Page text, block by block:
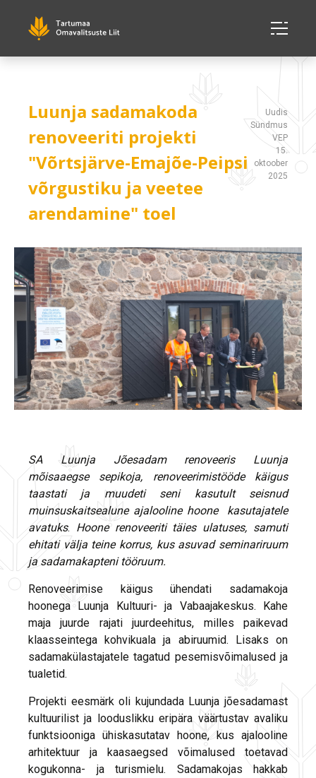
Luunja sadamakoda
renoveeriti projekti
"Võrtsjärve-Emajõe-Peipsi
võrgustiku ja veetee
arendamine" toel
Uudis
Sündmus
VEP
15.
oktoober
2025
SA Luunja Jõesadam renoveeris Luunja
mõisaaegse sepikoja, renoveerimistööde käigus
taastati ja muudeti seni kasutult seisnud
muinsuskaitsealune ajalooline hoone kasutajatele
avatuks. Hoone renoveeriti täies ulatuses, samuti
ehitati välja teine korrus, kus asuvad seminariruum
ja sadamakapteni tööruum.
Renoveerimise käigus ühendati sadamakoja
hoonega Luunja Kultuuri- ja Vabaajakeskus. Kahe
maja juurde rajati juurdeehitus, milles paikevad
klaasseintega kohvikuala ja abiruumid. Lisaks on
sadamakülastajatele tagatud pesemisvõimalused ja
tualetid.
Projekti eesmärk oli kujundada Luunja jõesadamast
kultuurilist ja looduslikku eripära väärtustav avaliku
funktsiooniga ühiskasutatav hoone, kus ajalooline
arhitektuur ja kaasaegsed võimalused toetavad
kogukonna- ja turismielu. Sadamakojas hakkab